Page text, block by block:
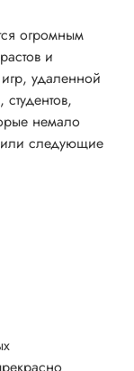
огромным
и
удаленной
немало
следующие